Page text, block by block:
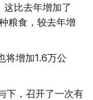
比去年增加了
粮食，较去年增
将增加1.6万公
下，召开了一次有